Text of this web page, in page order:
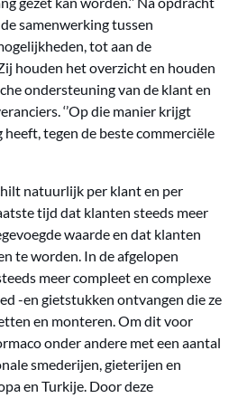
samenwerking tussen
tot aan de
houden het overzicht en houden
ondersteuning van de klant en
‘’Op die manier krijgt
tegen de beste commerciële
natuurlijk per klant en per
tijd dat klanten steeds meer
waarde en dat klanten
te worden. In de afgelopen
meer compleet en complexe
-en gietstukken ontvangen die ze
en monteren. Om dit voor
onder andere met een aantal
smederijen, gieterijen en
en Turkije. Door deze